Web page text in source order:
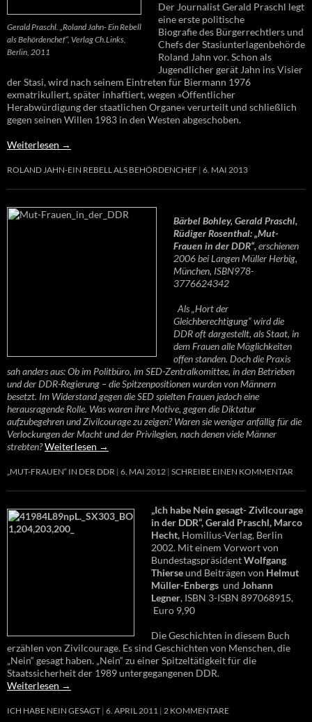
Gerald Praschl. „Roland Jahn- Ein Rebell
als Behördenchef“, Verlag Ch.Links,
Berlin, 2011
Der Journalist Gerald Praschl legt
eine erste politische
Biografie des Bürgerrechtlers und
Chefs der Stasiunterlagenbehörde
Roland Jahn vor. Schon als
Jugendlicher gerät Jahn ins Visier
der Stasi, wird nach seinem Eintreten für Biermann 1976
exmatrikuliert, später inhaftiert, wegen »Öffentlicher
Herabwürdigung der staatlichen Organe« verurteilt und schließlich
gegen seinen Willen 1983 in den Westen abgeschoben.
Weiterlesen →
ROLAND JAHN-EIN REBELL ALS BEHÖRDENCHEF 6. MAI 2013
Bärbel Bohley, Gerald Praschl,
Rüdiger Rosenthal: „Mut-
Frauen in der DDR“,erschienen
2006 bei Langen Müller Herbig,
München, ISBN978-
3776624342
Als „Hort der
Gleichberechtigung“ wird die
DDR oft dargestellt, als Staat, in
dem Frauen alle Möglichkeiten
offen standen. Doch die Praxis
sah anders aus: Ob im Politbüro, im SED-Zentralkomittee, in den Betrieben
und der DDR-Regierung – die Spitzenpositionen wurden von Männern
besetzt. Im Widerstand gegen die SED spielten Frauen jedoch eine
herausragende Rolle. Was waren ihre Motive, gegen die Diktatur
aufzubegehren und Zivilcourage zu zeigen? Waren sie weniger anfällig für die
Verlockungen der Macht und der Privilegien, nach denen viele Männer
strebten?Weiterlesen →
„MUT-FRAUEN“ IN DER DDR 6. MAI 2012 SCHREIBE EINEN KOMMENTAR
„Ich habe Nein gesagt- Zivilcourage
in der DDR“, Gerald Praschl, Marco
Hecht, Homilius-Verlag, Berlin
2002. Mit einem Vorwort von
BundestagspräsidentWolfgang
Thierseund Beiträgen von Helmut
Müller-Enbergs und Johann
Legner, ISBN 3-ISBN 897068915,
Euro 9,90
Die Geschichten in diesem Buch
erzählen von Zivilcourage. Es sind Geschichten von Menschen, die
„Nein“ gesagt haben. „Nein“ zu einer Spitzeltätigkeit für die
Staatssicherheit der 1989 untergegangenen DDR.
Weiterlesen →
ICH HABE NEIN GESAGT 6. APRIL 2011 2 KOMMENTARE